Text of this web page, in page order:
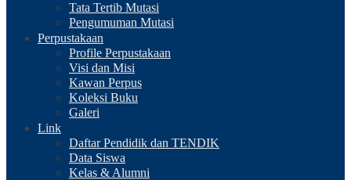
Tata Tertib Mutasi
Pengumuman Mutasi
Perpustakaan
Profile Perpustakaan
Visi dan Misi
Kawan Perpus
Koleksi Buku
Galeri
Link
Daftar Pendidik dan TENDIK
Data Siswa
Kelas & Alumni